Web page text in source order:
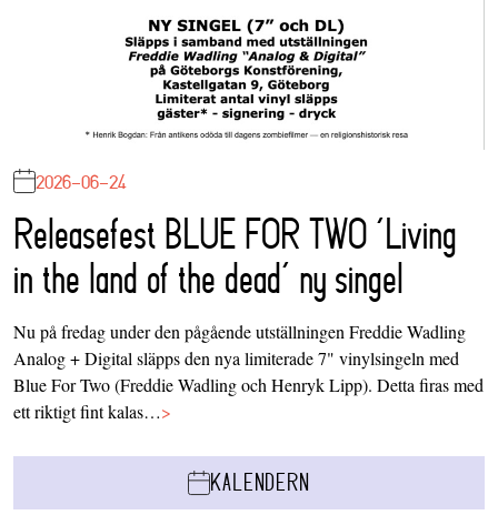
2026-06-24
Releasefest BLUE FOR TWO ‘Living
in the land of the dead’ ny singel
Nu på fredag under den pågående utställningen Freddie Wadling
Analog + Digital släpps den nya limiterade 7" vinylsingeln med
Blue For Two (Freddie Wadling och Henryk Lipp). Detta firas med
ett riktigt fint kalas…>
KALENDERN